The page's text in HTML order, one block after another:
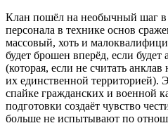
Клан пошёл на необычный шаг в
персонала в технике основ
массовый, хоть и
будет брошен вперёд, если будет
(которая, если не считать
их единственной территорией).
спайке гражданских и военной
подготовки создаёт чувство
больше не испытывают по